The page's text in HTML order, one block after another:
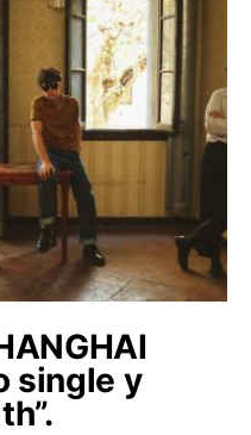
single y